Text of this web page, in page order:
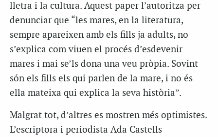
lletra i la cultura. Aquest paper l’autoritza per
denunciar que “les mares, en la literatura,
sempre apareixen amb els fills ja adults, no
s’explica com viuen el procés d’esdevenir
mares i mai se’ls dona una veu pròpia. Sovint
són els fills els qui parlen de la mare, i no és
ella mateixa qui explica la seva història”.
Malgrat tot, d’altres es mostren més optimistes.
L’escriptora i periodista Ada Castells